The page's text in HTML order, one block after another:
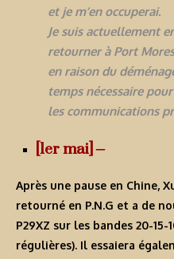
et je m’en occuperai.
Je suis actuellement
retourner à Port
en raison du
temps nécessaire
les communications
[1er mai] –
Après une pause en Chine,
retourné en P.N.G et a de
P29XZ sur les bandes 20-15-
régulières). Il essaiera